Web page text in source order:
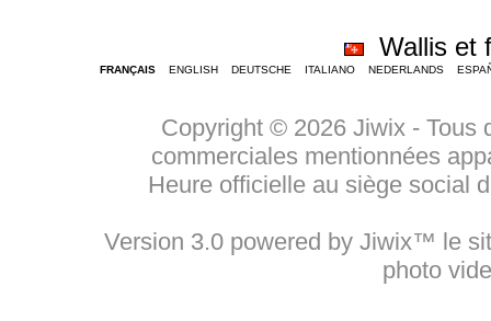
Wallis et
FRANÇAIS ENGLISH DEUTSCHE ITALIANO NEDERLANDS
Copyright © 2026 Jiwix - Tous
commerciales mentionnées
Heure officielle au siège social
Version 3.0 powered by Jiwix™ le
photo